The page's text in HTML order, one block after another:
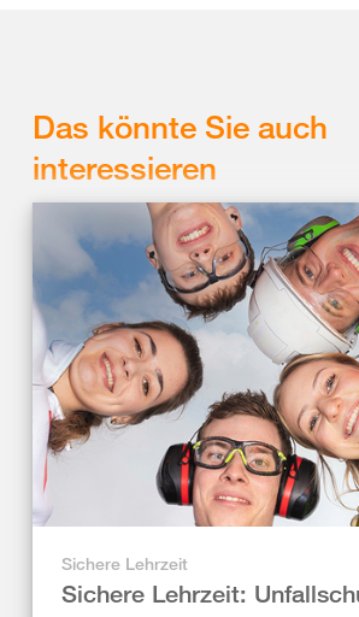
Das könnte Sie auch
interessieren
Sichere Lehrzeit
Sichere Lehrzeit: